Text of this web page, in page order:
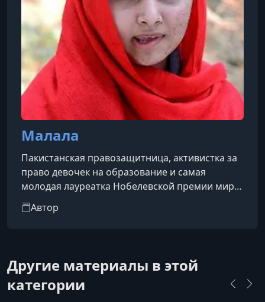
Малала
Пакистанская правозащитница, активистка за
право девочек на образование и самая
молодая лауреатка Нобелевской премии мира.
Она родилась 12 июля 1997 года в городе
Мингора, в районе Сват, Пакистан.
Автор
Другие материалы в этой
категории